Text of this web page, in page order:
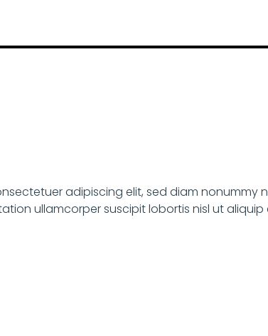
adipiscing elit, sed diam
ullamcorper suscipit lobortis nisl ut